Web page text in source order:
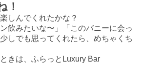
！
しんでくれたかな？
飲みたいな〜」「このバニーに会っ
しでも思ってくれたら、めちゃくち
きは、ふらっとLuxury Bar